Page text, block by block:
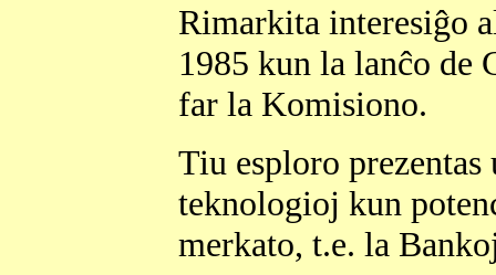
Rimarkita interesiĝo
1985 kun la lanĉo
far la Komisiono.
Tiu esploro
teknologioj kun
merkato, t.e. la